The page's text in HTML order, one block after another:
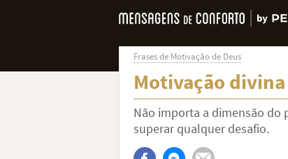
Frases de Motivação de Deus
Motivação
Não importa a dimensão do
superar qualquer desafio.